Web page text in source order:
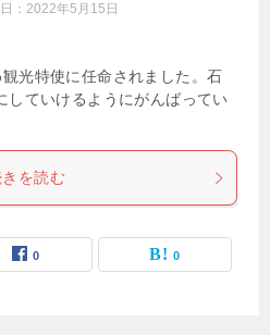
： 2022年5月15日
光特使に任命されました。石
していけるようにがんばってい
を読む
0 0